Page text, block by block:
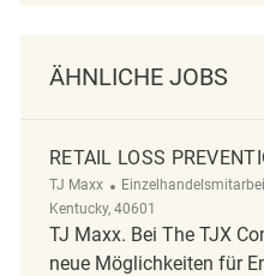
ÄHNLICHE JOBS
RETAIL LOSS
TJ Maxx Kategorie
Kentucky, 40601
TJ Maxx. Bei The TJX
neue Möglichkeiten für